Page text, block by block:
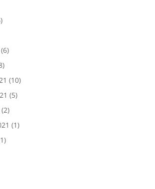
(10)
(5)
(2)
(1)